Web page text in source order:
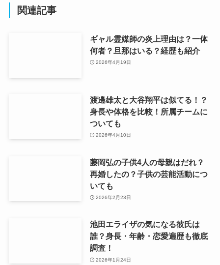
関連記事
ギャル霊媒師の炎上理由は？一体
何者？旦那はいる？経歴も紹介
2026年4月19日
渡邊雄太と大谷翔平は似てる！？
身長や体格を比較！所属チームに
ついても
2026年4月10日
藤岡弘の子供4人の母親はだれ？
再婚したの？子供の芸能活動につ
いても
2026年2月23日
池田エライザの気になる彼氏は
誰？身長・年齢・恋愛遍歴も徹底
調査！
2026年1月24日